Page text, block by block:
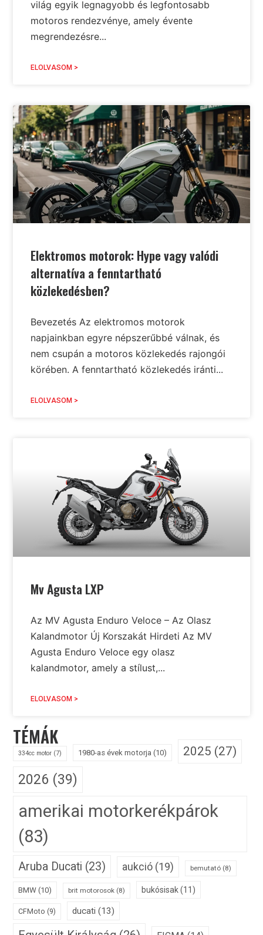
világ egyik legnagyobb és legfontosabb
motoros rendezvénye, amely évente
megrendezésre...
ELOLVASOM >
Elektromos motorok: Hype vagy valódi
alternatíva a fenntartható
közlekedésben?
Bevezetés Az elektromos motorok
napjainkban egyre népszerűbbé válnak, és
nem csupán a motoros közlekedés rajongói
körében. A fenntartható közlekedés iránti...
ELOLVASOM >
Mv Agusta LXP
Az MV Agusta Enduro Veloce – Az Olasz
Kalandmotor Új Korszakát Hirdeti Az MV
Agusta Enduro Veloce egy olasz
kalandmotor, amely a stílust,...
ELOLVASOM >
TÉMÁK
334cc motor (7) 1980-as évek motorja (10) 2025 (27)
2026 (39)
amerikai motorkerékpárok
(83)
Aruba Ducati (23) aukció (19) bemutató (8)
BMW (10) brit motorosok (8) bukósisak(11)
CFMoto (9) ducati (13)